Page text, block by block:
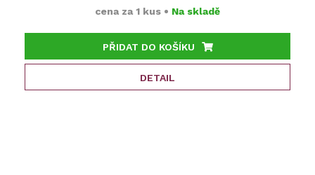
cena za 1 kus • Na skladě
PŘIDAT DO KOŠÍKU
DETAIL